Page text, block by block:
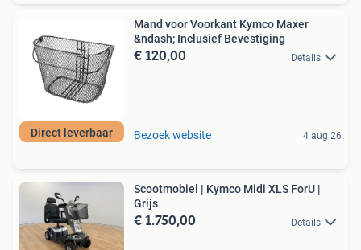
Direct leverbaar
Mand voor Voorkant Kymco Maxer
&ndash; Inclusief Bevestiging
€ 120,00 Details
Bezoek website 4 aug 26
Scootmobiel | Kymco Midi XLS ForU |
Grijs
€ 1.750,00 Details